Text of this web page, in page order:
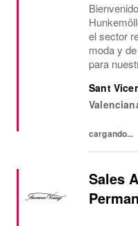
el sector
moda y
para
inspirador
Sant
cargando...
Sales